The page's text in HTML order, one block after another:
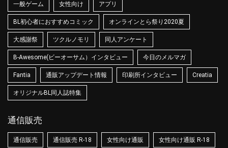
一般ゲーム 女性向け アプリ
BL初心者におすすめコミック オンラインとら祭り2020夏
大感謝祭 ツクルノモリ 同人アンケート
B-Awesome(ビーオーサム）インタビュー 今日のメルマガ
Fantia 通販アップデート情報 印刷所インタビュー Creatia
オリジナルBL同人誌特集
通信販売
通信販売 通信販売 R-18 女性向け通販 女性向け通販 R-18